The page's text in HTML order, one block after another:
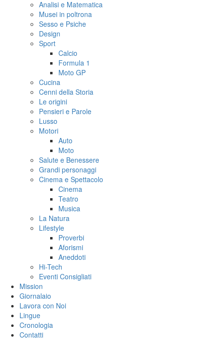
Analisi e Matematica
Musei in poltrona
Sesso e Psiche
Design
Sport
Calcio
Formula 1
Moto GP
Cucina
Cenni della Storia
Le origini
Pensieri e Parole
Lusso
Motori
Auto
Moto
Salute e Benessere
Grandi personaggi
Cinema e Spettacolo
Cinema
Teatro
Musica
La Natura
Lifestyle
Proverbi
Aforismi
Aneddoti
Hi-Tech
Eventi Consigliati
Mission
Giornalaio
Lavora con Noi
Lingue
Cronologia
Contatti